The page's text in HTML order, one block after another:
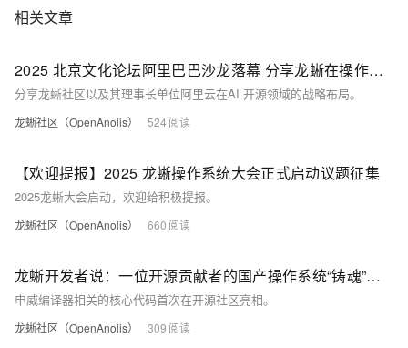
相关文章
2025 北京文化论坛阿里巴巴沙龙落幕 分享龙蜥在操作系统领域的创新实践
分享龙蜥社区以及其理事长单位阿里云在AI 开源领域的战略布局。
龙蜥社区（OpenAnolis） 524
【欢迎提报】2025 龙蜥操作系统大会正式启动议题征集
2025龙蜥大会启动，欢迎给积极提报。
龙蜥社区（OpenAnolis） 660
龙蜥开发者说：一位开源贡献者的国产操作系统“铸魂”历程 | 第 33 期
申威编译器相关的核心代码首次在开源社区亮相。
龙蜥社区（OpenAnolis） 309